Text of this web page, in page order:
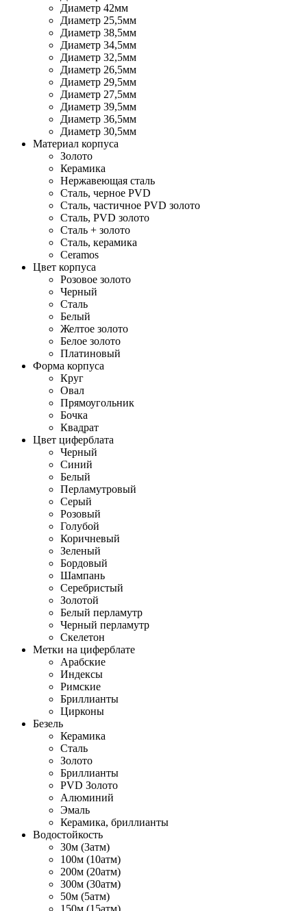
Диаметр 42мм
Диаметр 25,5мм
Диаметр 38,5мм
Диаметр 34,5мм
Диаметр 32,5мм
Диаметр 26,5мм
Диаметр 29,5мм
Диаметр 27,5мм
Диаметр 39,5мм
Диаметр 36,5мм
Диаметр 30,5мм
Материал корпуса
Золото
Керамика
Нержавеющая сталь
Сталь, черное PVD
Сталь, частичное PVD золото
Сталь, PVD золото
Сталь + золото
Сталь, керамика
Ceramos
Цвет корпуса
Розовое золото
Черный
Сталь
Белый
Желтое золото
Белое золото
Платиновый
Форма корпуса
Круг
Овал
Прямоугольник
Бочка
Квадрат
Цвет циферблата
Черный
Синий
Белый
Перламутровый
Серый
Розовый
Голубой
Коричневый
Зеленый
Бордовый
Шампань
Серебристый
Золотой
Белый перламутр
Черный перламутр
Скелетон
Метки на циферблате
Арабские
Индексы
Римские
Бриллианты
Цирконы
Безель
Керамика
Сталь
Золото
Бриллианты
PVD Золото
Алюминий
Эмаль
Керамика, бриллианты
Водостойкость
30м (3атм)
100м (10атм)
200м (20атм)
300м (30атм)
50м (5атм)
150м (15атм)